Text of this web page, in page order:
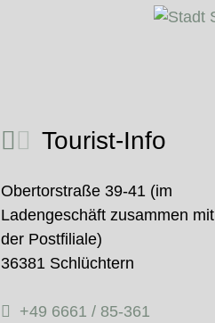
Tourist-Info
Obertorstraße 39-41 (im
Ladengeschäft zusammen mit
der Postfiliale)
36381 Schlüchtern
+49 6661 / 85-361